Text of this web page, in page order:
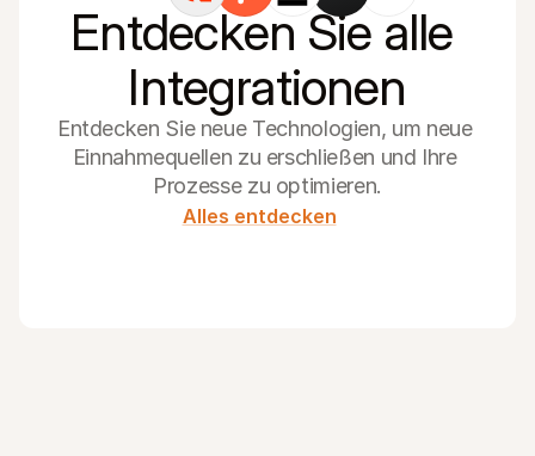
Entdecken Sie alle
Integrationen
Entdecken Sie neue Technologien, um neue
Einnahmequellen zu erschließen und Ihre
Prozesse zu optimieren.
Alles entdecken